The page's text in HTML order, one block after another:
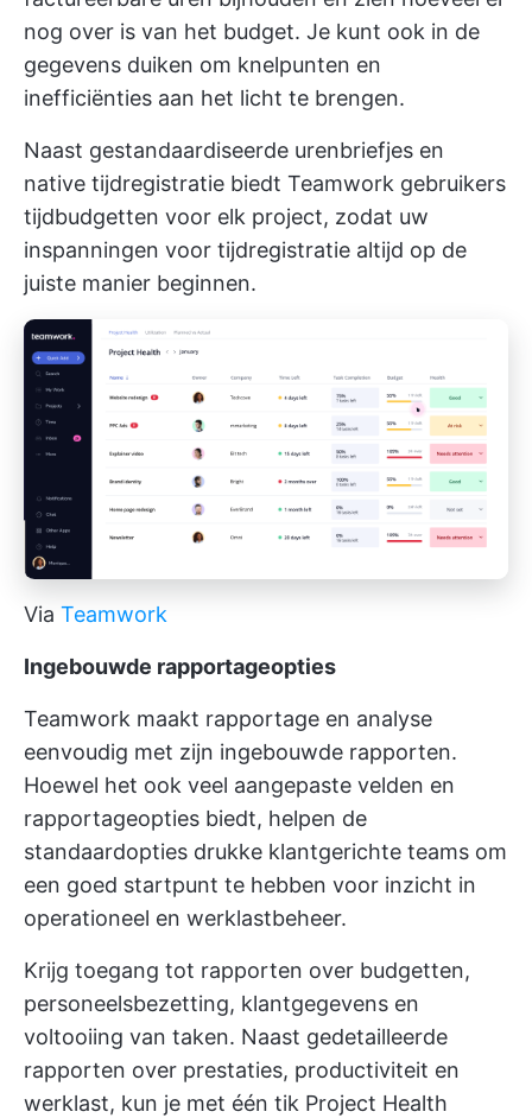
nog over is van het budget. Je kunt ook in de
gegevens duiken om knelpunten en
inefficiënties aan het licht te brengen.
Naast gestandaardiseerde urenbriefjes en
native tijdregistratie biedt Teamwork gebruikers
tijdbudgetten voor elk project, zodat uw
inspanningen voor tijdregistratie altijd op de
juiste manier beginnen.
Via Teamwork
Ingebouwde rapportageopties
Teamwork maakt rapportage en analyse
eenvoudig met zijn ingebouwde rapporten.
Hoewel het ook veel aangepaste velden en
rapportageopties biedt, helpen de
standaardopties drukke klantgerichte teams om
een goed startpunt te hebben voor inzicht in
operationeel en werklastbeheer.
Krijg toegang tot rapporten over budgetten,
personeelsbezetting, klantgegevens en
voltooiing van taken. Naast gedetailleerde
rapporten over prestaties, productiviteit en
werklast, kun je met één tik Project Health